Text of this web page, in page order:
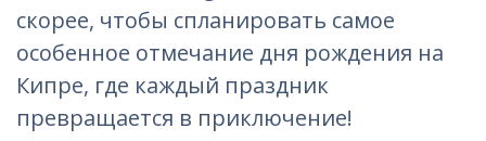
скорее, чтобы спланировать самое
особенное отмечание дня рождения на
Кипре, где каждый праздник
превращается в приключение!